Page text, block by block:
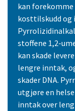
kan
kosttilskudd
stoffene 1,2-
kan skade
lengre inntak,
skader DNA.
utgjøre en
inntak over